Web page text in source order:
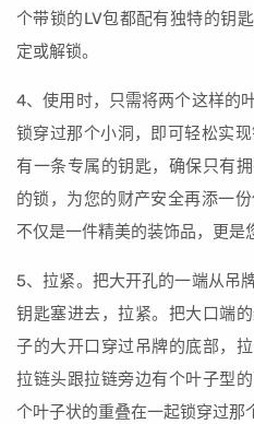
个带锁的LV包都配有独特的钥
定或解锁。
4、使用时，只需将两个这样的
锁穿过那个小洞，即可轻松实
有一条专属的钥匙，确保只有
的锁，为您的财产安全再添一
不仅是一件精美的装饰品，更是
5、拉紧。把大开孔的一端从吊
钥匙塞进去，拉紧。把大口端
子的大开口穿过吊牌的底部，
拉链头跟拉链旁边有个叶子型
个叶子状的重叠在一起锁穿过那